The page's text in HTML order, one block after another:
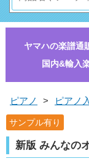
ヤマハの楽譜通
国内&輸入
ピアノ > ピアノ
サンプル有り
新版 みんなの